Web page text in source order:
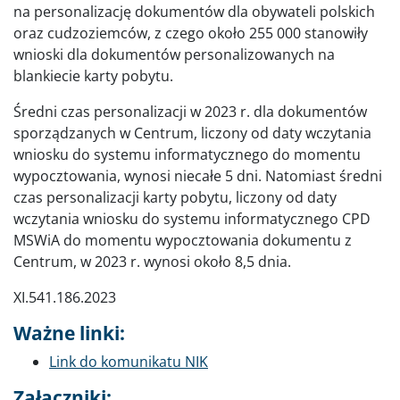
na personalizację dokumentów dla obywateli polskich
oraz cudzoziemców, z czego około 255 000 stanowiły
wnioski dla dokumentów personalizowanych na
blankiecie karty pobytu.
Średni czas personalizacji w 2023 r. dla dokumentów
sporządzanych w Centrum, liczony od daty wczytania
wniosku do systemu informatycznego do momentu
wypocztowania, wynosi niecałe 5 dni. Natomiast średni
czas personalizacji karty pobytu, liczony od daty
wczytania wniosku do systemu informatycznego CPD
MSWiA do momentu wypocztowania dokumentu z
Centrum, w 2023 r. wynosi około 8,5 dnia.
XI.541.186.2023
Ważne linki:
Link do komunikatu NIK